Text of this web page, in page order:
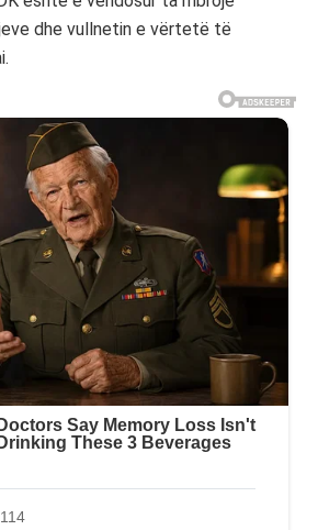
dhe vullnetin e vërtetë të